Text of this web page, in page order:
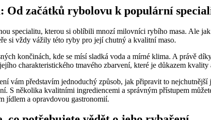
Od začátků rybolovu k populární
specialitu, kterou si oblíbili mnozí milovníci rybího masa. Ale
si vždy vážily této ryby pro její chutný a kvalitní maso.
končinách, kde se mísí sladká voda a mírné klima. A právě
charakteristického tmavého zbarvení, které je důkazem kvality
vám představím jednoduchý způsob, jak připravit to
S několika kvalitními ingrediencemi a správným přístupem
jídlem a opravdovou gastronomií.